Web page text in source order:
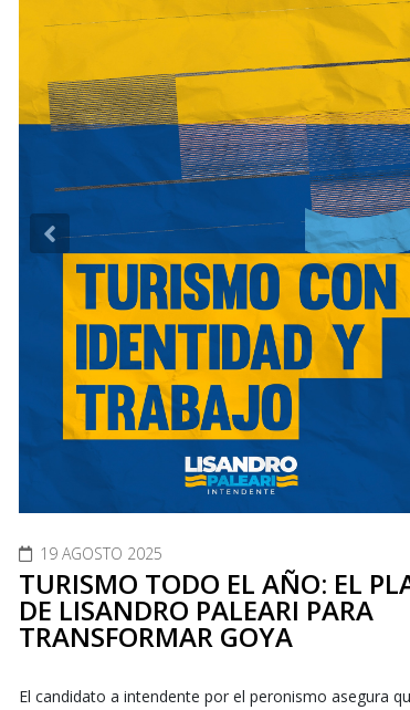
Previous
19 AGOSTO 2025
TURISMO TODO EL AÑO: EL
DE LISANDRO PALEARI PARA
TRANSFORMAR GOYA
El candidato a intendente por el peronismo asegura